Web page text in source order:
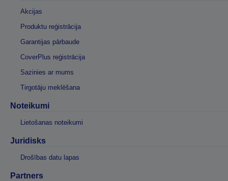
Akcijas
Produktu reģistrācija
Garantijas pārbaude
CoverPlus reģistrācija
Sazinies ar mums
Tirgotāju meklēšana
Noteikumi
Lietošanas noteikumi
Juridisks
Drošības datu lapas
Partners